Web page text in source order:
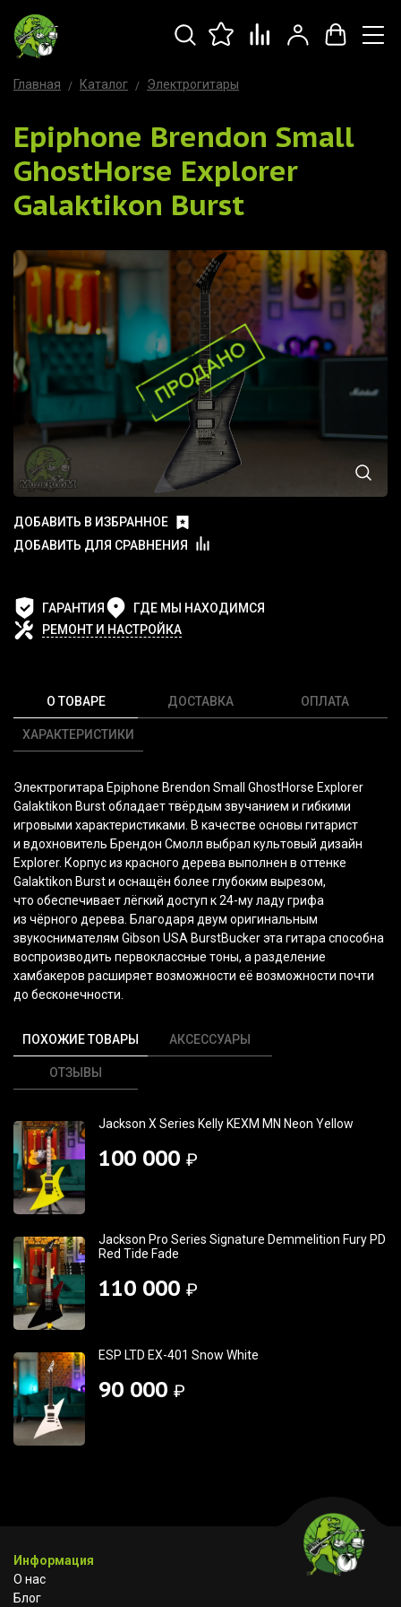
Главная Каталог Электрогитары
Epiphone Brendon Small
GhostHorse Explorer
Galaktikon Burst
ДОБАВИТЬ В ИЗБРАННОЕ
ДОБАВИТЬ ДЛЯ СРАВНЕНИЯ
ГАРАНТИЯ
ГДЕ МЫ НАХОДИМСЯ
РЕМОНТ И НАСТРОЙКА
О ТОВАРЕ
ХАРАКТЕРИСТИКИ
ДОСТАВКА ОПЛАТА
Электрогитара Epiphone Brendon Small GhostHorse Explorer
Galaktikon Burst обладает твёрдым звучанием и гибкими
игровыми характеристиками. В качестве основы гитарист
и вдохновитель Брендон Смолл выбрал культовый дизайн
Explorer. Корпус из красного дерева выполнен в оттенке
Galaktikon Burst и оснащён более глубоким вырезом,
что обеспечивает лёгкий доступ к 24-му ладу грифа
из чёрного дерева. Благодаря двум оригинальным
звукоснимателям Gibson USA BurstBucker эта гитара способна
воспроизводить первоклассные тоны, а разделение
хамбакеров расширяет возможности её возможности почти
до бесконечности.
ПОХОЖИЕ ТОВАРЫ АКСЕССУАРЫ
ОТЗЫВЫ
Jackson X Series Kelly KEXM MN Neon Yellow
100 000 ₽
Jackson Pro Series Signature Demmelition Fury PD
Red Tide Fade
110 000 ₽
ESP LTD EX-401 Snow White
90 000 ₽
Информация
О нас
Блог